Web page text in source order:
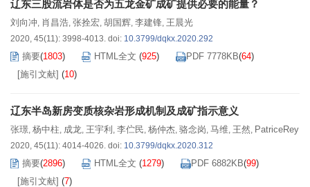
辽东三股流岩体是否为五龙金矿成矿提供必要的能量？
刘向冲, 肖昌浩, 张拴宏, 胡国辉, 李建锋, 王晨光
2020, 45(11): 3998-4013. doi: 10.3799/dqkx.2020.292
摘要(1803) HTML全文 (925) PDF 7778KB(64)
[施引文献] (10)
辽东半岛新房变质核杂岩形成机制及成矿指示意义
张璟, 杨中柱, 成龙, 王宇利 , 李伫民, 杨仲杰, 骆念岗, 马维, 王然, PatriceRey
2020, 45(11): 4014-4026. doi: 10.3799/dqkx.2020.312
摘要(2896) HTML全文 (1279) PDF 6882KB(99)
[施引文献] (7)